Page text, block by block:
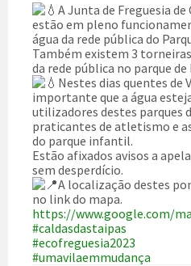
A Junta de Freguesia
estão em pleno
água da rede pública do
Também existem 3
da rede pública no parque de
Nestes dias quentes de
importante que a água
utilizadores destes parques
praticantes de atletismo e
do parque infantil.
Estão afixados avisos a
sem desperdício.
A localização destes
no link do mapa.
https://www.google.com/
#caldasdastaipas
#ecofreguesia2023
#umavilaemmudança